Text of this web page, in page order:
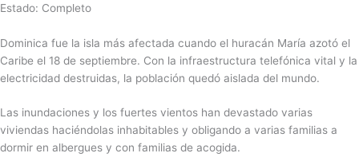
Estado: Completo
Dominica fue la isla más afectada cuando el huracán María azotó el
Caribe el 18 de septiembre. Con la infraestructura telefónica vital y la
electricidad destruidas, la población quedó aislada del mundo.
Las inundaciones y los fuertes vientos han devastado varias
viviendas haciéndolas inhabitables y obligando a varias familias a
dormir en albergues y con familias de acogida.